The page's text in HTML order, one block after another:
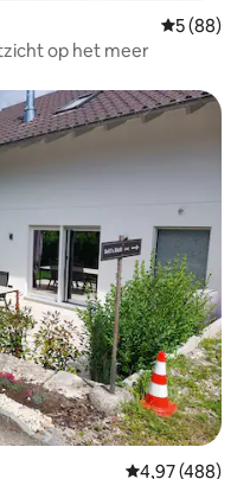
5 (88)
op het meer
Gemiddelde
4,97 (488)